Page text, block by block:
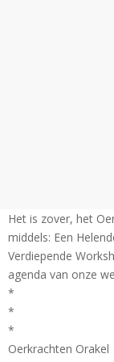
Het is zover, het
middels: Een
Verdiepende
agenda van onze
*
*
*
Oerkrachten Orakel